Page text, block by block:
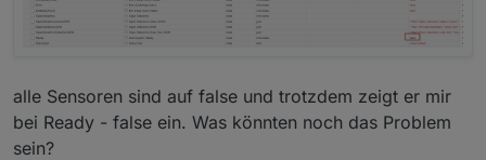
alle Sensoren sind auf false und trotzdem zeigt er mir
bei Ready - false ein. Was könnten noch das Problem
sein?